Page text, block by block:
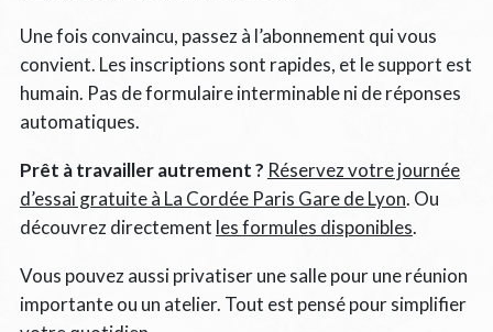
Une fois convaincu, passez à l’abonnement qui vous
convient. Les inscriptions sont rapides, et le support est
humain. Pas de formulaire interminable ni de réponses
automatiques.
Prêt à travailler autrement ? Réservez votre journée
d’essai gratuite à La Cordée Paris Gare de Lyon. Ou
découvrez directement les formules disponibles.
Vous pouvez aussi privatiser une salle pour une réunion
importante ou un atelier. Tout est pensé pour simplifier